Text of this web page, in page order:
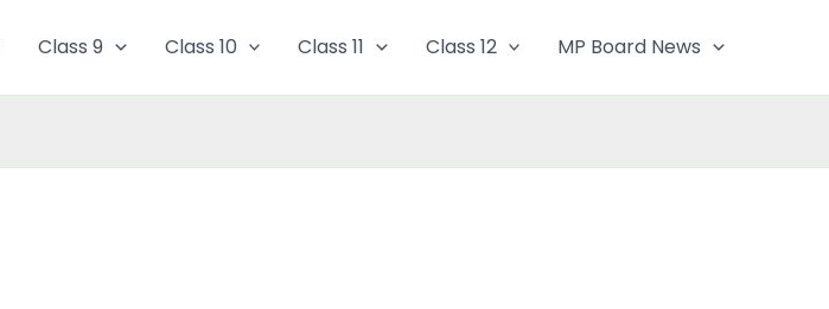
Class 9 Class 10 Class 11 Class 12 MP Board News